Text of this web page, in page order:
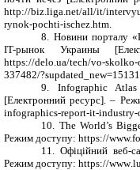
http://biz.liga.net/all/it/
rynok-pochti-ischez.htm.
8. Новини порталу «
IT-рынок Украины [
https://delo.ua/tech/vo-
337482/
9. Infographic
[Електронний ресурс] . –
infographics-report-it-industry-
10. The World’s
Режим доступу: https://
11.Офіційний веб-
Режим доступу: https://www.